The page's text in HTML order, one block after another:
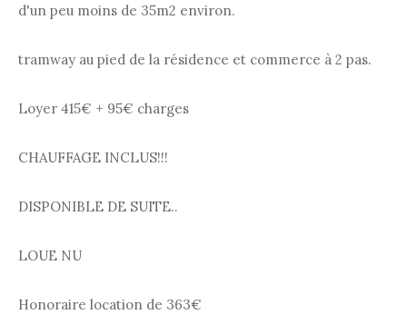
d'un peu moins de 35m2 environ.
tramway au pied de la résidence et commerce à 2 pas.
Loyer 415€ + 95€ charges
CHAUFFAGE INCLUS!!!
DISPONIBLE DE SUITE..
LOUE NU
Honoraire location de 363€